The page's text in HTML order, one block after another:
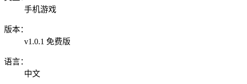
手机游戏
版本：
v1.0.1 免费版
语言：
中文